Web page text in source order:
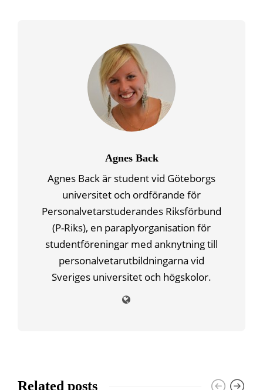
Agnes Back
Agnes Back är student vid Göteborgs
universitet och ordförande för
Personalvetarstuderandes Riksförbund
(P-Riks), en paraplyorganisation för
studentföreningar med anknytning till
personalvetarutbildningarna vid
Sveriges universitet och högskolor.
Related posts